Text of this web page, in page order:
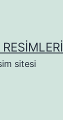
sitesi